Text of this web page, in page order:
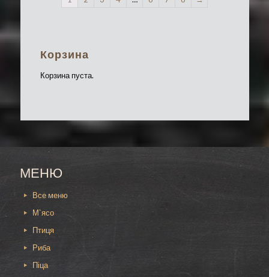
Корзина
Корзина пуста.
МЕНЮ
Все меню
М`ясо
Птиця
Риба
Піца